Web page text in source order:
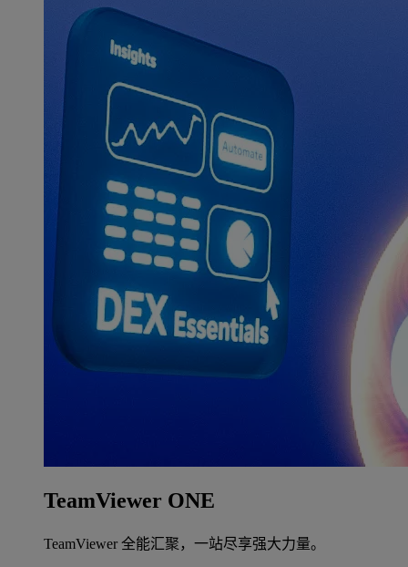
TeamViewer ONE
TeamViewer 全能汇聚，一站尽享强大力量。